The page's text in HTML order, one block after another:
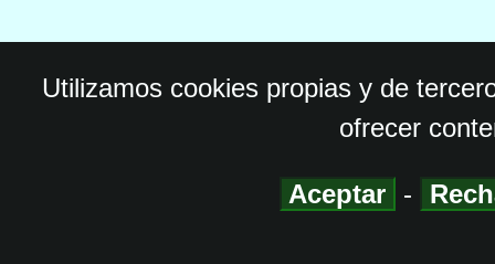
Utilizamos cookies propias y de
ofrecer
Aceptar -